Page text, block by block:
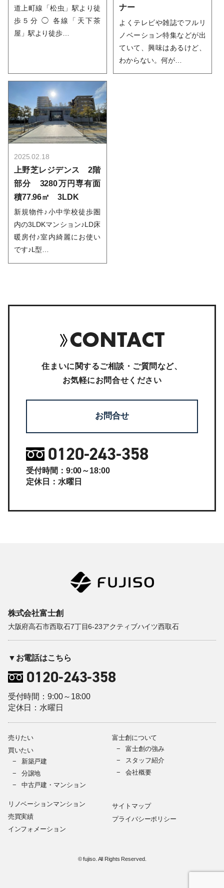
道上町線「松虫」駅より徒
歩５分 ◯ 各線「天下茶
屋」駅より徒歩…
ナー
よくテレビや雑誌でフルリ
ノベーション特集などが出
ていて、興味はあるけど、
わからない。何が…
2025.02.18
上野芝レジデンス 2階
部分 3280万円専有面
積77.96㎡ 3LDK
新規物件♪小中学校徒歩圏
内の3LDKマンション♪LD床
暖房付♪室内綺麗にお使い
です♪L型…
CONTACT
住まいに関するご相談・ご質問など、
お気軽にお問合せください
お問合せ
0120-243-358
受付時間：9:00～18:00
定休日：水曜日
株式会社富士創
大阪府高石市西取石7丁目6-23アクティブハイツ西取石
▼お電話はこちら
0120-243-358
受付時間：9:00～18:00
定休日：水曜日
売りたい
買いたい
新築戸建
分譲地
中古戸建・マンション
リノベーションマンション
売買実績
インフォメーション
富士創について
富士創の強み
スタッフ紹介
会社概要
サイトマップ
プライバシーポリシー
© fujiso. All Rights Reserved.